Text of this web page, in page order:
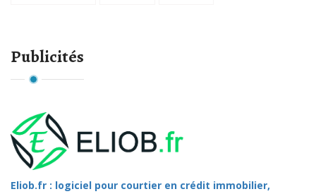
Publicités
Eliob.fr : logiciel pour courtier en crédit immobilier,